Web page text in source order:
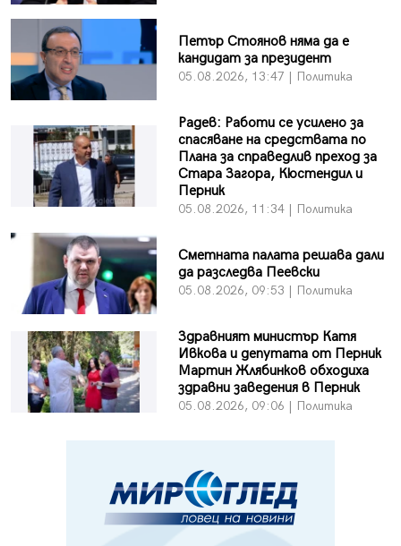
Петър Стоянов няма да е
кандидат за президент
05.08.2026, 13:47 | Политика
Радев: Работи се усилено за
спасяване на средствата по
Плана за справедлив преход за
Стара Загора, Кюстендил и
Перник
05.08.2026, 11:34 | Политика
Сметната палата решава дали
да разследва Пеевски
05.08.2026, 09:53 | Политика
Здравният министър Катя
Ивкова и депутата от Перник
Мартин Жлябинков обходиха
здравни заведения в Перник
05.08.2026, 09:06 | Политика